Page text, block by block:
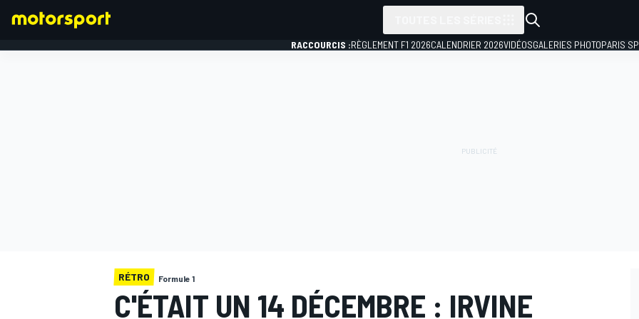
RACCOURCIS :RÈGLEMENT F1 2026CALENDRIER 2026VIDÉOSGALERIES PHOTOPARIS
RÉTRO Formule 1
C'ÉTAIT UN 14 DÉCEMBRE : IRVINE